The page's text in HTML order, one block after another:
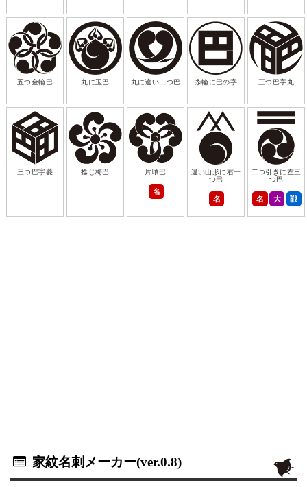
五つ金輪巴 丸に玉巴 丸に違い二つ巴 糸輪に巴の字 三つ巴字丸
三つ巴字菱 捻じ梅巴 片喰巴
名
違い山形に右一
つ巴
名
二つ引きに左三
つ巴
名 大 戦
家紋名刺メーカー(ver.0.8)